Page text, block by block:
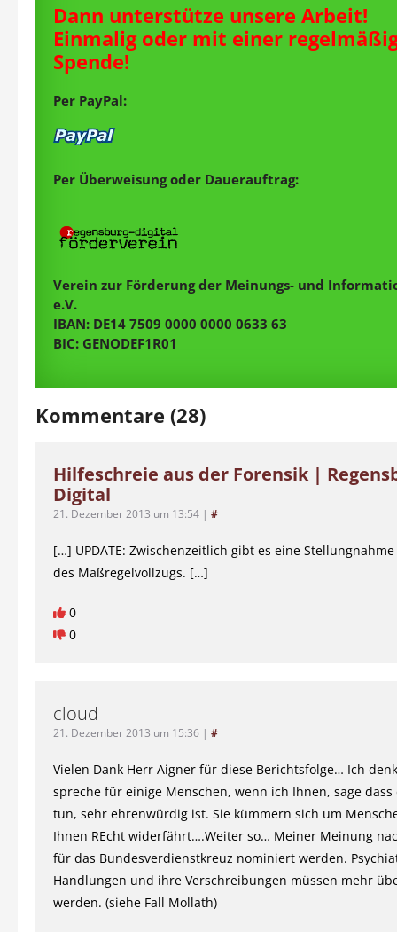
Dann unterstütze unsere Arbeit!
Einmalig oder mit einer
Spende!
Per PayPal:
Per Überweisung oder Dauerauftrag:
Verein zur Förderung der Meinungs- und
e.V.
IBAN: DE14 7509 0000 0000 0633 63
BIC: GENODEF1R01
Kommentare (28)
Hilfeschreie aus der Forensik |
Digital
21. Dezember 2013 um 13:54 | #
[…] UPDATE: Zwischenzeitlich gibt es eine
des Maßregelvollzugs. […]
0
0
cloud
21. Dezember 2013 um 15:36 | #
Vielen Dank Herr Aigner für diese Berichtsfolge… Ich
spreche für einige Menschen, wenn ich Ihnen, sage dass
tun, sehr ehrenwürdig ist. Sie kümmern sich um
Ihnen REcht widerfährt….Weiter so… Meiner Meinung
für das Bundesverdienstkreuz nominiert werden.
Handlungen und ihre Verschreibungen müssen mehr
werden. (siehe Fall Mollath)